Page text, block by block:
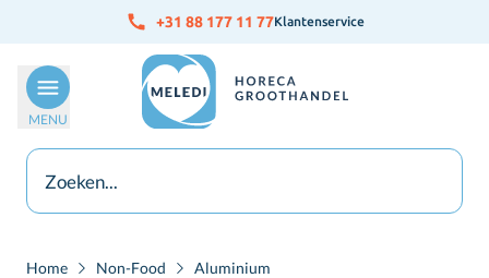
Ga naar de inhoud +31 88 177 11 77Klantenservice
MENU
Home Non-Food
Aluminium